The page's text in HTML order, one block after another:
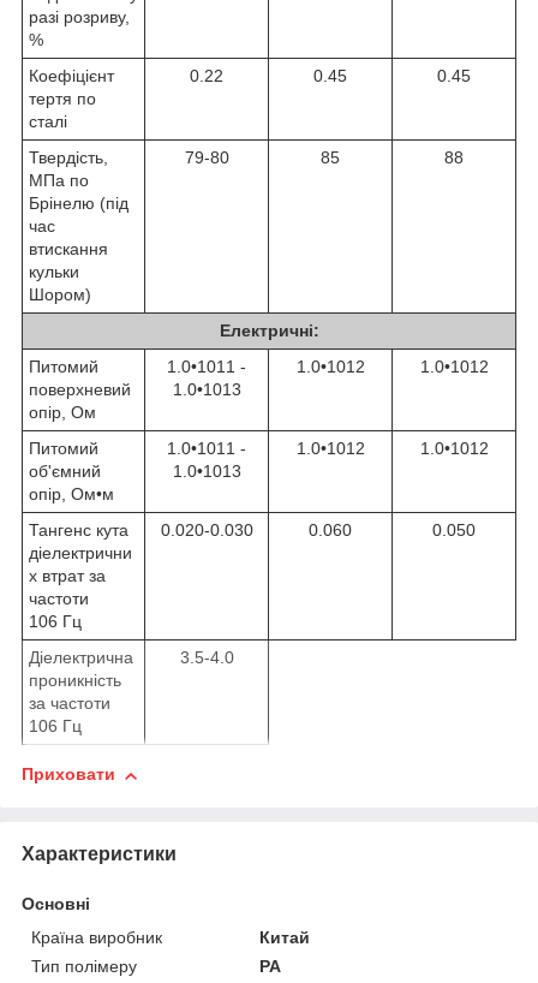
разі розриву,
%
Коефіцієнт
тертя по
сталі
0.22 0.45 0.45
Твердість,
МПа по
Брінелю (під
час
втискання
кульки
Шором)
79-80 85 88
Електричні:
Питомий
поверхневий
опір, Ом
1.0•1011 -
1.0•1013
1.0•1012 1.0•1012
Питомий
об'ємний
опір, Ом•м
1.0•1011 -
1.0•1013
1.0•1012 1.0•1012
Тангенс кута
діелектрични
х втрат за
частоти
106 Гц
0.020-0.030 0.060 0.050
Діелектрична
проникність
за частоти
106 Гц
3.5-4.0
Приховати
Характеристики
Основні
Країна виробник
Китай
Тип полімеру
PA